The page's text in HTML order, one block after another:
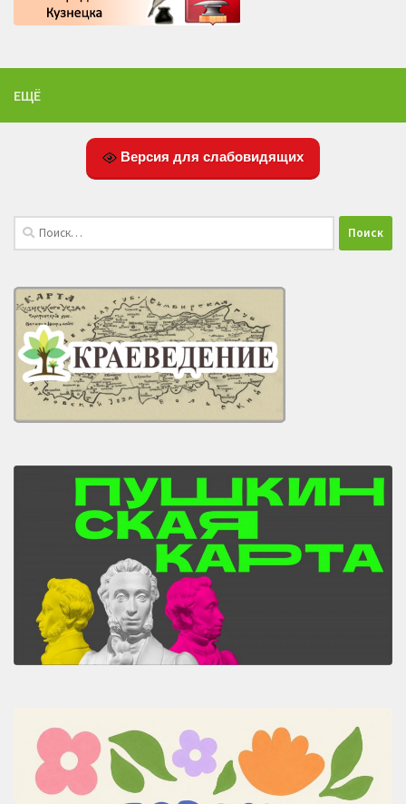
ЕЩЁ
Версия для слабовидящих
Найти: